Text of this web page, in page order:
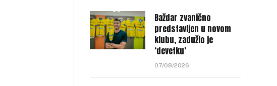
Baždar zvanično
predstavljen u novom
klubu, zadužio je
‘devetku’
07/08/2026